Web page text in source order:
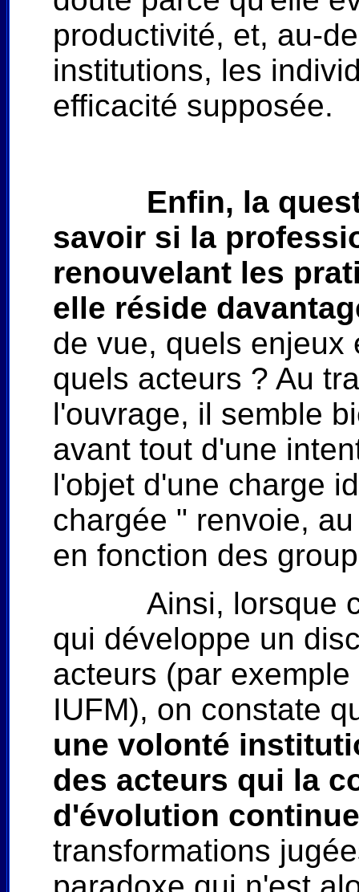
productivité, et, au-
institutions, les
efficacité supposée.
Enfin, la
savoir si la
renouvelant les
elle réside
de vue, quels enjeux
quels acteurs ? Au
l'ouvrage, il semble
avant tout d'une
l'objet d'une charge
chargée " renvoie,
en fonction des
Ainsi, lorsque
qui développe un
acteurs (par
IUFM), on constate
une volonté
des acteurs qui la
d'évolution
transformations